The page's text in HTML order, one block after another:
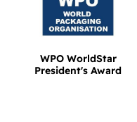
WPO WorldStar
President's Award